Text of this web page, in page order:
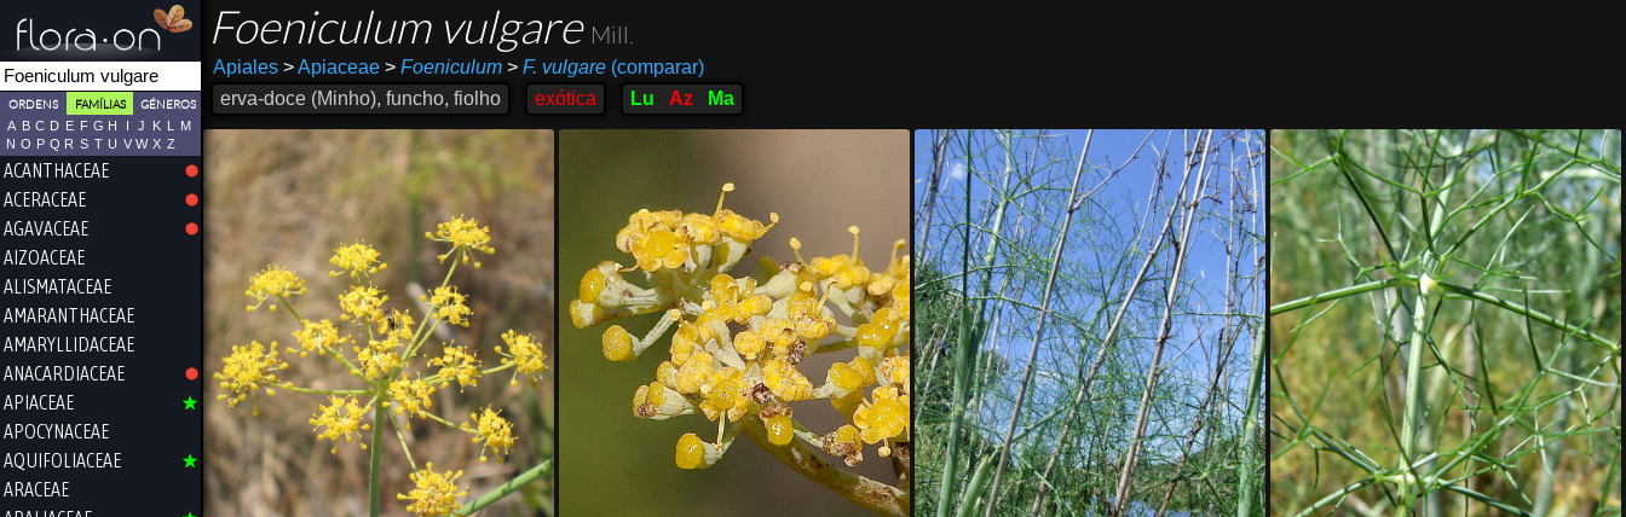
ORDENS FAMÍLIAS GÉNEROS
A B C D E F G H I J K L
M
N O P Q R S T U V W X Z
ACANTHACEAE
ACERACEAE
AGAVACEAE
AIZOACEAE
ALISMATACEAE
AMARANTHACEAE
AMARYLLIDACEAE
ANACARDIACEAE
APIACEAE
APOCYNACEAE
AQUIFOLIACEAE
ARACEAE
Foeniculum vulgare Mill.
Apiales >Apiaceae > Foeniculum > F. vulgare(comparar)
erva-doce (Minho), funcho, fiolho
exótica Lu Az Ma